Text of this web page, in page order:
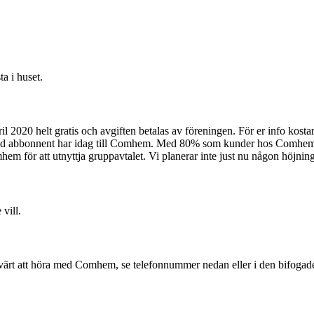
i huset.
helt gratis och avgiften betalas av föreningen. För er info
abbonnent har idag till Comhem. Med 80% som kunder hos
för att utnyttja gruppavtalet. Vi planerar inte just nu någon
vill.
att höra med Comhem, se telefonnummer nedan eller i den